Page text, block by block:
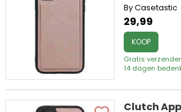
By Casetastic
29,99
KOOP
Gratis
14 dagen
Clutch